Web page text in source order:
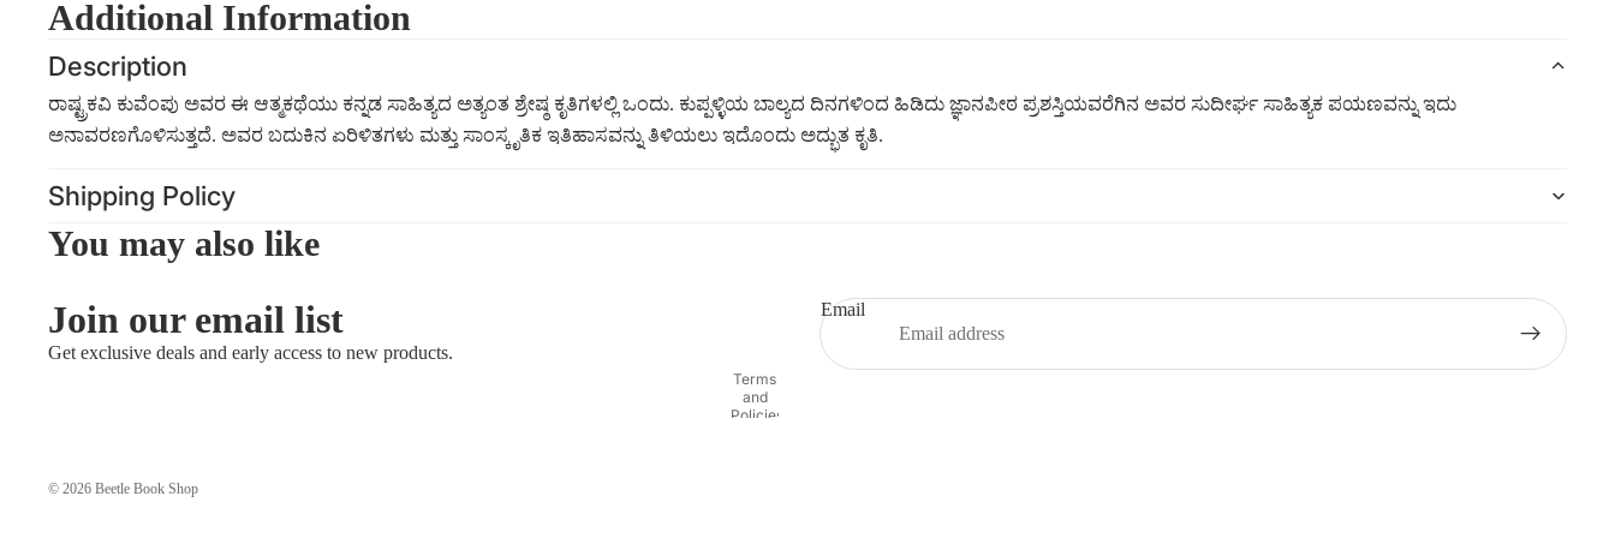
Additional Information
Description
ರಾಷ್ಟ್ರಕವಿ ಕುವೆಂಪು ಅವರ ಈ ಆತ್ಮಕಥೆಯು ಕನ್ನಡ ಸಾಹಿತ್ಯದ ಅತ್ಯಂತ ಶ್ರೇಷ್ಠ ಕೃತಿಗಳಲ್ಲಿ ಒಂದು. ಕುಪ್ಪಳ್ಳಿಯ ಬಾಲ್ಯದ ದಿನಗಳಿಂದ ಹಿಡಿದು ಜ್ಞಾನಪೀಠ ಪ್ರಶಸ್ತಿಯವರೆಗಿನ ಅವರ ಸುದೀರ್ಘ ಸಾಹಿತ್ಯಕ ಪಯಣವನ್ನು ಇದು
ಅನಾವರಣಗೊಳಿಸುತ್ತದೆ. ಅವರ ಬದುಕಿನ ಏರಿಳಿತಗಳು ಮತ್ತು ಸಾಂಸ್ಕೃತಿಕ ಇತಿಹಾಸವನ್ನು ತಿಳಿಯಲು ಇದೊಂದು ಅದ್ಭುತ ಕೃತಿ.
Shipping Policy
You may also like
Join our email list
Get exclusive deals and early access to new products.
Email
© 2026 Beetle Book Shop
Terms
and
Policies
Terms of service
Contact information